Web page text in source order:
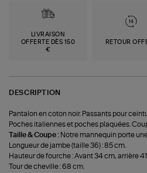
LIVRAISON
OFFERTE DÈS 150
€
RETOUR
DESCRIPTION
Pantalon en coton noir. Passants pour
Poches italiennes et poches plaquées.
Taille & Coupe : Notre mannequin porte
Longueur de jambe (taille 36) : 85 cm.
Hauteur de fourche : Avant 34 cm, arrière
Tour de cheville : 68 cm.